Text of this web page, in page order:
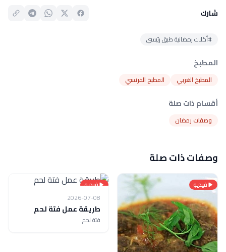
شارك
#أكلات رمضانية طبق رئيسي
المطبخ
المطبخ الغربي المطبخ الفرنسي
أقسام ذات صلة
وصفات رمضان
وصفات ذات صلة
فيديو
فيديو
2026-07-08
طريقة عمل فتة لحم
فتة لحم